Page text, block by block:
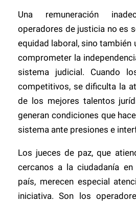
Una remuneración
operadores de justicia no es
equidad laboral, sino también
comprometer la
sistema judicial. Cuando
competitivos, se dificulta la
de los mejores talentos
generan condiciones que
sistema ante presiones e
Los jueces de paz, que
cercanos a la ciudadanía
país, merecen especial
iniciativa. Son los